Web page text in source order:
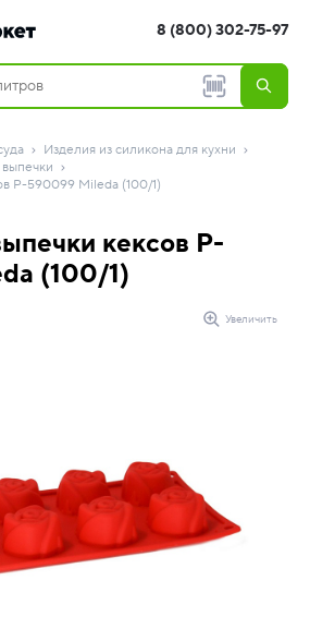
8 (800) 302-75-97
Изделия из силикона для кухни
P-590099 Mileda (100/1)
кексов P-
(100/1)
Увеличить